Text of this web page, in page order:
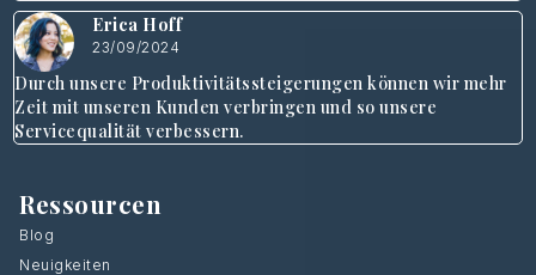
Erica Hoff
23/09/2024
Durch unsere Produktivitätssteigerungen können wir mehr
Zeit mit unseren Kunden verbringen und so unsere
Servicequalität verbessern.
Ressourcen
Blog
Neuigkeiten